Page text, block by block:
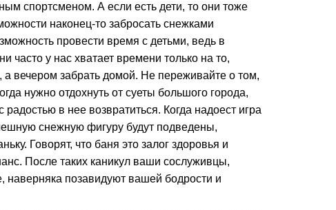
спортсменом. А если есть дети, то они тоже
наконец-то забросать снежками
провести время с детьми, ведь в
у нас хватает времени только на то,
вечером забрать домой. Не переживайте о том,
нужно отдохнуть от суеты большого города,
в нее возвратиться. Когда надоест игра
снежную фигуру будут подведены,
Говорят, что баня это залог здоровья и
После таких каникул ваши сослуживцы,
позавидуют вашей бодрости и